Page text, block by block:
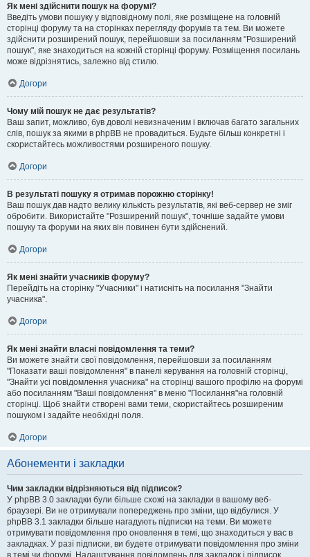
Як мені здійснити пошук на форумі?
Введіть умови пошуку у відповідному полі, яке розміщене на головній
сторінці форуму та на сторінках перегляду форумів та тем. Ви можете
здійснити розширений пошук, перейшовши за посиланням "Розширений
пошук", яке знаходиться на кожній сторінці форуму. Розміщення посилань
може відрізнятись, залежно від стилю.
Догори
Чому мій пошук не дає результатів?
Ваш запит, можливо, був доволі невизначеним і включав багато загальних
слів, пошук за якими в phpBB не провадиться. Будьте більш конкретні і
скористайтесь можливостями розширеного пошуку.
Догори
В результаті пошуку я отримав порожню сторінку!
Ваш пошук дав надто велику кількість результатів, які веб-сервер не зміг
обробити. Використайте "Розширений пошук", точніше задайте умови
пошуку та форуми на яких він повинен бути здійснений.
Догори
Як мені знайти учасників форуму?
Перейдіть на сторінку "Учасники" і натисніть на посилання "Знайти
учасника".
Догори
Як мені знайти власні повідомлення та теми?
Ви можете знайти свої повідомлення, перейшовши за посиланням
"Показати ваші повідомлення" в панелі керування на головній сторінці,
"Знайти усі повідомлення учасника" на сторінці вашого профілю на форумі
або посиланням "Ваші повідомлення" в меню "Посилання"на головній
сторінці. Щоб знайти створені вами теми, скористайтесь розширеним
пошуком і задайте необхідні поля.
Догори
Абонементи і закладки
Чим закладки відрізняються від підписок?
У phpBB 3.0 закладки були більше схожі на закладки в вашому веб-
браузері. Ви не отримували попереджень про зміни, що відбулися. У
phpBB 3.1 закладки більше нагадують підписки на теми. Ви можете
отримувати повідомлення про оновлення в темі, що знаходиться у вас в
закладках. У разі підписки, ви будете отримувати повідомлення про зміни
в темі чи форумі. Налаштування повідомлень для закладок і підписок